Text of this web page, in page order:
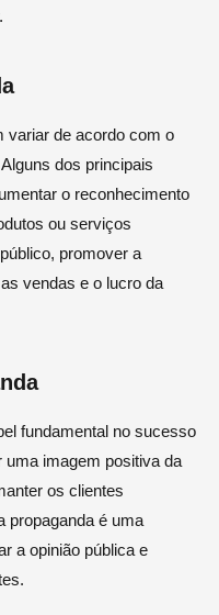
variar de acordo com o
dos principais
o reconhecimento
ou serviços
promover a
vendas e o lucro da
fundamental no sucesso
uma imagem positiva da
os clientes
propaganda é uma
a opinião pública e